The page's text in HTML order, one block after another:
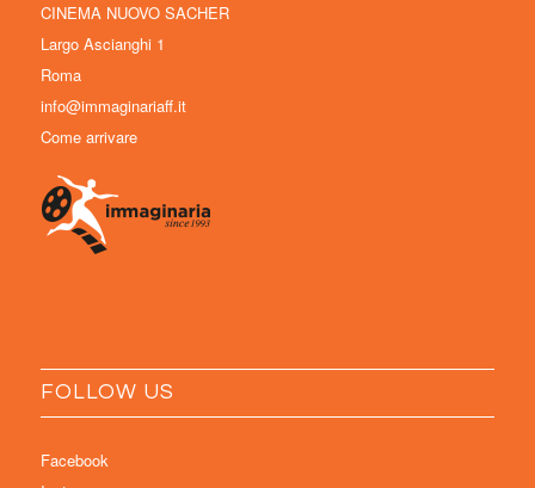
CINEMA NUOVO SACHER
Largo Ascianghi 1
Roma
info@immaginariaff.it
Come arrivare
FOLLOW US
Facebook